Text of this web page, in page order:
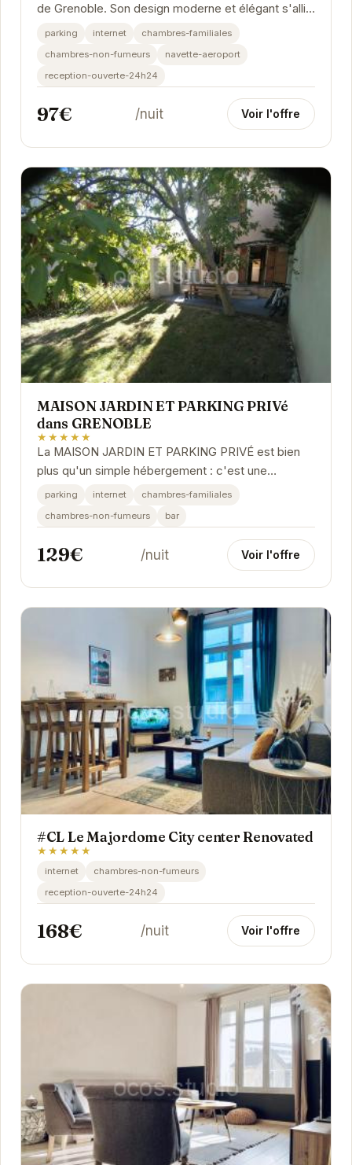
de Grenoble. Son design moderne et élégant s'allie
parfaitement avec le confort et la...
parking internet
chambres-familiales
chambres-non-fumeurs
navette-aeroport
reception-ouverte-24h24
97€ /nuit Voir l'offre
MAISON JARDIN ET PARKING PRIVé
dans GRENOBLE
★★★★★
La MAISON JARDIN ET PARKING PRIVÉ est bien
plus qu'un simple hébergement : c'est une
expérience. Le jardin privé offre un espace de
parking internet
chambres-familiales
chambres-non-fumeurs
bar
129€ /nuit Voir l'offre
#CL Le Majordome City center Renovated
★★★★★
internet
chambres-non-fumeurs
reception-ouverte-24h24
168€ /nuit Voir l'offre